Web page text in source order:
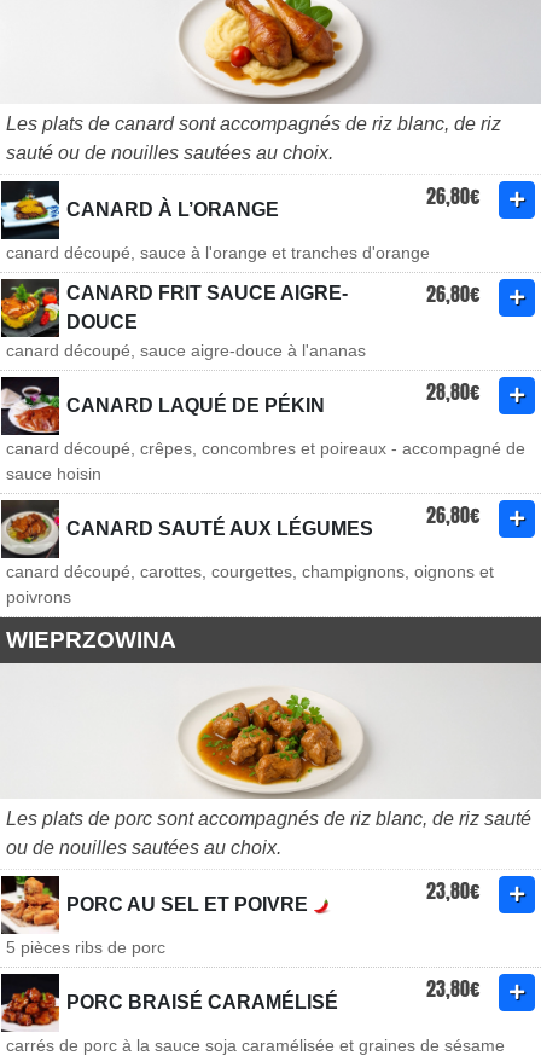
Les plats de canard sont accompagnés de riz blanc, de riz
sauté ou de nouilles sautées au choix.
CANARD À L’ORANGE 26,80€
canard découpé, sauce à l'orange et tranches d'orange
CANARD FRIT SAUCE AIGRE-
DOUCE
26,80€
canard découpé, sauce aigre-douce à l'ananas
CANARD LAQUÉ DE PÉKIN 28,80€
canard découpé, crêpes, concombres et poireaux - accompagné de
sauce hoisin
CANARD SAUTÉ AUX LÉGUMES 26,80€
canard découpé, carottes, courgettes, champignons, oignons et
poivrons
WIEPRZOWINA
Les plats de porc sont accompagnés de riz blanc, de riz sauté
ou de nouilles sautées au choix.
PORC AU SEL ET POIVRE 23,80€
5 pièces ribs de porc
PORC BRAISÉ CARAMÉLISÉ 23,80€
carrés de porc à la sauce soja caramélisée et graines de sésame